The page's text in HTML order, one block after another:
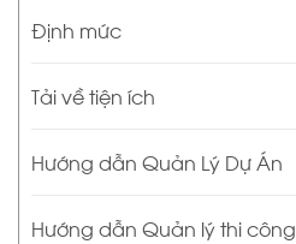
Định mức
Tải về tiện ích
Hướng dẫn Quản Lý Dự Án
Hướng dẫn Quản lý thi công